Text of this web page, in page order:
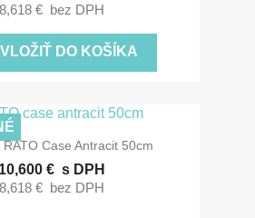
8,618 € bez DPH
VLOŽIŤ DO KOŠÍKA
Case Antracit 50cm
10,600 € s DPH
8,618 € bez DPH